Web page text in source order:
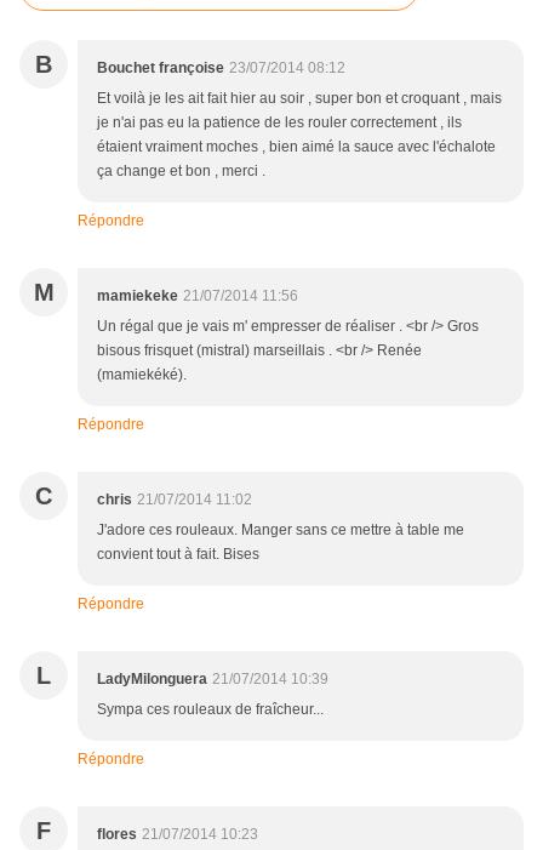
B Bouchet françoise 23/07/2014 08:12
Et voilà je les ait fait hier au soir , super bon et croquant , mais
je n'ai pas eu la patience de les rouler correctement , ils
étaient vraiment moches , bien aimé la sauce avec l'échalote
ça change et bon , merci .
Répondre
M mamiekeke 21/07/2014 11:56
Un régal que je vais m' empresser de réaliser . <br /> Gros
bisous frisquet (mistral) marseillais . <br /> Renée
(mamiekéké).
Répondre
C chris 21/07/2014 11:02
J'adore ces rouleaux. Manger sans ce mettre à table me
convient tout à fait. Bises
Répondre
L LadyMilonguera 21/07/2014 10:39
Sympa ces rouleaux de fraîcheur...
Répondre
F flores 21/07/2014 10:23